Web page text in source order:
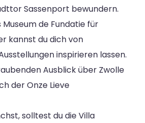
Sassenport bewundern.
Museum de Fundatie für
kannst du dich von
inspirieren lassen.
Ausblick über Zwolle
der Onze Lieve
solltest du die Villa